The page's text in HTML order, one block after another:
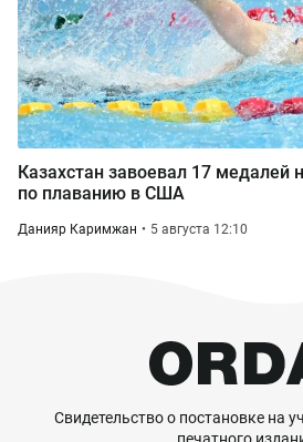
Казахстан завоевал 17 медалей
по плаванию в США
Данияр Каримжан 5 августа 12:10
Свидетельство о постановке на